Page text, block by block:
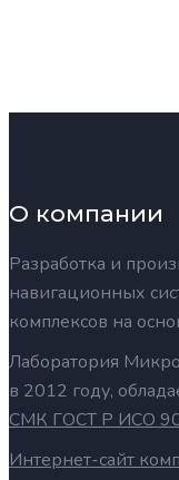
О компании
Разработка и
навигационных
комплексов на
Лаборатория
в 2012 году,
СМК ГОСТ Р ИСО
Интернет-сайт